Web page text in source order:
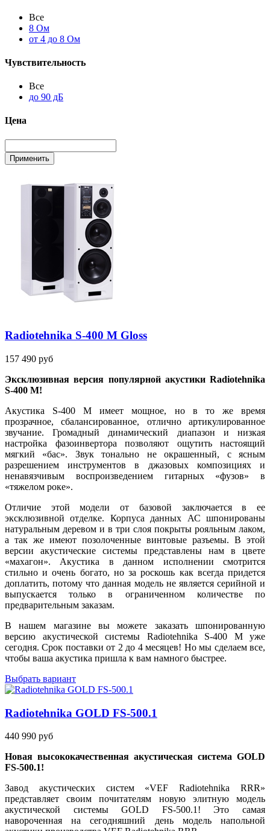
Все
8 Ом
от 4 до 8 Ом
Чувствительность
Все
до 90 дБ
Цена
Radiotehnika S-400 M Gloss
157 490 руб
Эксклюзивная версия популярной акустики Radiotehnika
S-400 M!
Акустика S-400 M имеет мощное, но в то же время
прозрачное, сбалансированное, отлично артикулированное
звучание. Громадный динамический диапазон и низкая
настройка фазоинвертора позволяют ощутить настоящий
мягкий «бас». Звук тонально не окрашенный, с ясным
разрешением инструментов в джазовых композициях и
ненавязчивым воспроизведением гитарных «фузов» в
«тяжелом роке».
Отличие этой модели от базовой заключается в ее
эксклюзивной отделке. Корпуса данных АС шпонированы
натуральным деревом и в три слоя покрыты рояльным лаком,
а так же имеют позолоченные винтовые разъемы. В этой
версии акустические системы представлены нам в цвете
«махагон». Акустика в данном исполнении смотрится
стильно и очень богато, но за роскошь как всегда придется
доплатить, потому что данная модель не является серийной и
выпускается только в ограниченном количестве по
предварительным заказам.
В нашем магазине вы можете заказать шпонированную
версию акустической системы Radiotehnika S-400 M уже
сегодня. Срок поставки от 2 до 4 месяцев! Но мы сделаем все,
чтобы ваша акустика пришла к вам намного быстрее.
Выбрать вариант
Radiotehnika GOLD FS-500.1
440 990 руб
Новая высококачественная акустическая система GOLD
FS-500.1!
Завод акустических систем «VEF Radiotehnika RRR»
представляет своим почитателям новую элитную модель
акустической системы GOLD FS-500.1! Это самая
навороченная на сегодняшний день модель напольной